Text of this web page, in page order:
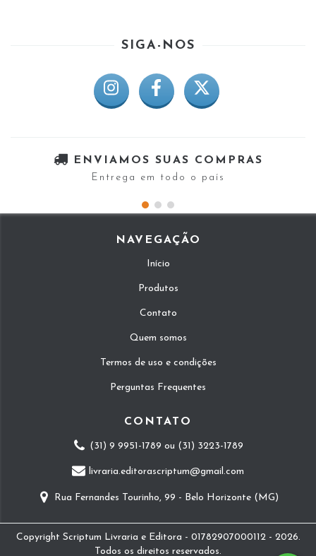
SIGA-NOS
ENVIAMOS SUAS COMPRAS
Entrega em todo o país
NAVEGAÇÃO
Início
Produtos
Contato
Quem somos
Termos de uso e condições
Perguntas Frequentes
CONTATO
(31) 9 9951-1789 ou (31) 3223-1789
livraria.editorascriptum@gmail.com
Rua Fernandes Tourinho, 99 - Belo Horizonte (MG)
Copyright Scriptum Livraria e Editora - 01782907000112 - 2026.
Todos os direitos reservados.